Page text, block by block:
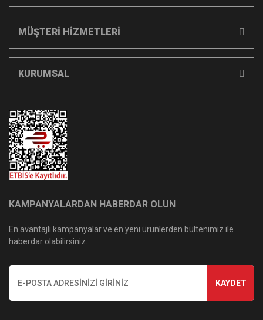
MÜŞTERİ HİZMETLERİ
KURUMSAL
KAMPANYALARDAN HABERDAR OLUN
En avantajlı kampanyalar ve en yeni ürünlerden bültenimiz ile
haberdar olabilirsiniz.
KAYDET